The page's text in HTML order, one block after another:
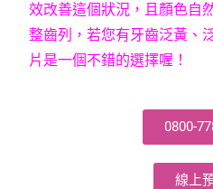
效改善這個狀況，且顏色自
整齒列，若您有牙齒泛黃、
片是一個不錯的選擇喔！
0800-
線上